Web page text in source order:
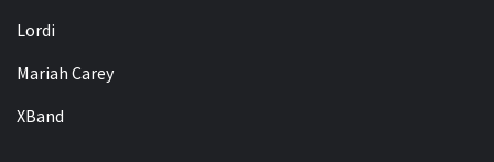
Lordi
Mariah Carey
XBand